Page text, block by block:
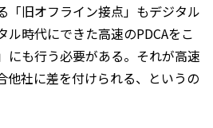
「旧オフライン接点」もデジタル
ル時代にできた高速のPDCAをこ
にも行う必要がある。それが高速
他社に差を付けられる、というの